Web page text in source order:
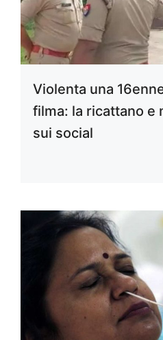
Violenta una
filma: la ricattano e
sui social